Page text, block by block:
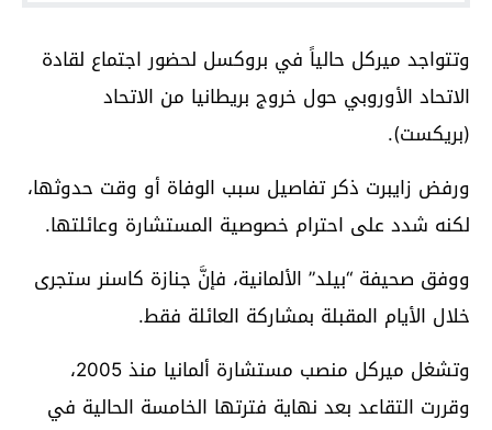
وتتواجد ميركل حالياً في بروكسل لحضور اجتماع لقادة
الاتحاد الأوروبي حول خروج بريطانيا من الاتحاد
(بريكست).
ورفض زايبرت ذكر تفاصيل سبب الوفاة أو وقت حدوثها،
لكنه شدد على احترام خصوصية المستشارة وعائلتها.
ووفق صحيفة “بيلد” الألمانية، فإنَّ جنازة كاسنر ستجرى
خلال الأيام المقبلة بمشاركة العائلة فقط.
وتشغل ميركل منصب مستشارة ألمانيا منذ 2005،
وقررت التقاعد بعد نهاية فترتها الخامسة الحالية في